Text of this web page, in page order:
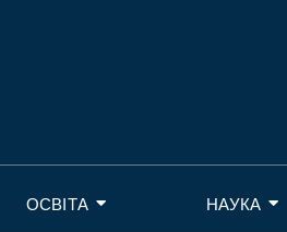
ОСВІТА НАУКА